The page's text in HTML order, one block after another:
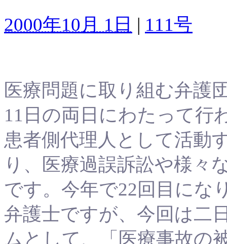
2000年10月 1日 | 111号
医療問題に取り組む弁護
11日の両日にわたって行
患者側代理人として活動
り、医療過誤訴訟や様々
です。今年で22回目にな
弁護士ですが、今回は二
ムとして、「医療事故の